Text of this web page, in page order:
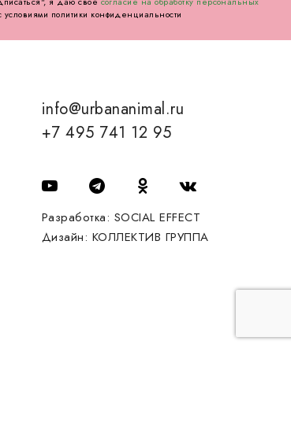
политики конфиденциальности
info@urbananimal.ru
+7 495 741 12 95
Разработка: SOCIAL EFFECT
Дизайн: КОЛЛЕКТИВ ГРУППА